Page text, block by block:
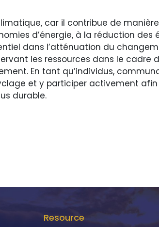
car il contribue de
d’énergie, à la réduction des
dans l’atténuation du
les ressources dans le cadre
En tant qu’individus,
et y participer activement
durable.
Resource